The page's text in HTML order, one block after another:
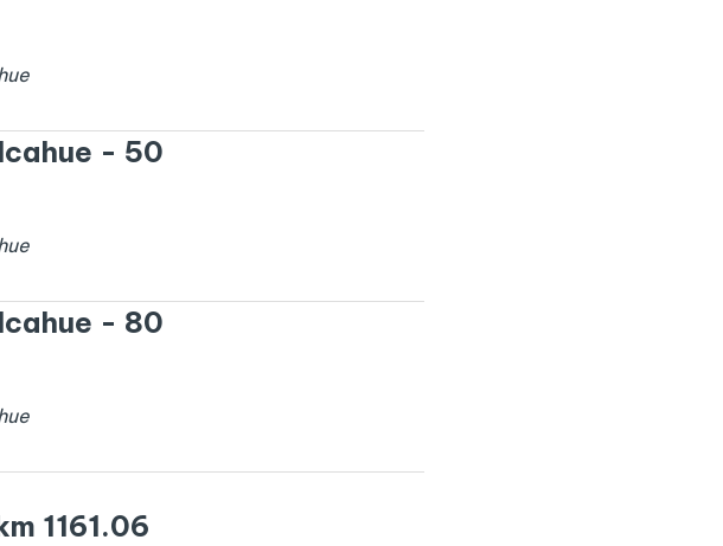
- 50
- 80
1161.06